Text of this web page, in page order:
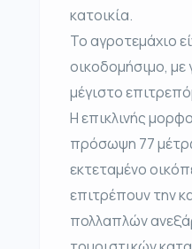
κατοικία.
Το αγροτεμάχιο
οικοδομήσιμο, με
μέγιστο
Η επικλινής
πρόσωψη 77
εκτεταμένο
επιτρέπουν την
πολλαπλών